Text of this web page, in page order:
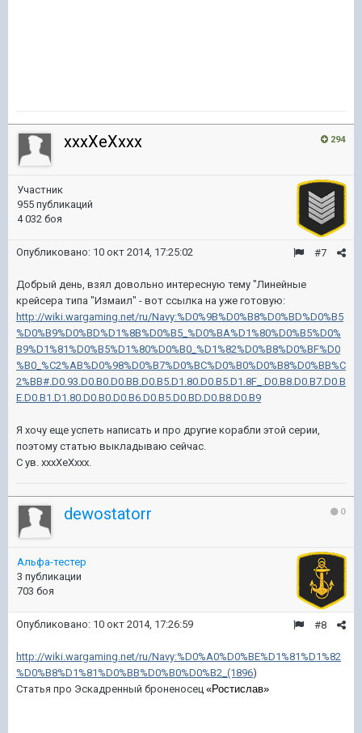
294
xxxXeXxxx
Участник
955 публикаций
4 032 боя
#7
Опубликовано: 10 окт 2014, 17:25:02
Добрый день, взял довольно интересную тему "Линейные
крейсера типа "Измаил" - вот ссылка на уже готовую:
http://wiki.wargaming.net/ru/Navy:%D0%9B%D0%B8%D0%BD%D0%B5
%D0%B9%D0%BD%D1%8B%D0%B5_%D0%BA%D1%80%D0%B5%D0%
B9%D1%81%D0%B5%D1%80%D0%B0_%D1%82%D0%B8%D0%BF%D0
%B0_%C2%AB%D0%98%D0%B7%D0%BC%D0%B0%D0%B8%D0%BB%C
2%BB#.D0.93.D0.B0.D0.BB.D0.B5.D1.80.D0.B5.D1.8F_.D0.B8.D0.B7.D0.B
E.D0.B1.D1.80.D0.B0.D0.B6.D0.B5.D0.BD.D0.B8.D0.B9
Я хочу еще успеть написать и про другие корабли этой серии,
поэтому статью выкладываю сейчас.
С ув. xxxXeXxxx.
0
dewostatorr
Альфа-тестер
3 публикации
703 боя
#8
Опубликовано: 10 окт 2014, 17:26:59
http://wiki.wargaming.net/ru/Navy:%D0%A0%D0%BE%D1%81%D1%82
%D0%B8%D1%81%D0%BB%D0%B0%D0%B2_(1896)
Статья про Эскадренный броненосец «Ростислав»